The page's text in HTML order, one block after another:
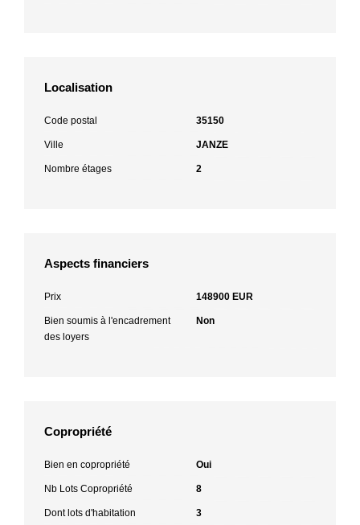
Localisation
Code postal 35150
Ville JANZE
Nombre étages 2
Aspects financiers
Prix 148900 EUR
Bien soumis à l'encadrement
des loyers
Non
Copropriété
Bien en copropriété Oui
Nb Lots Copropriété 8
Dont lots d'habitation 3